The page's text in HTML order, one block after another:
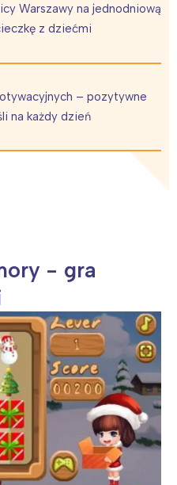
Warszawy na jednodniową
z dziećmi
– pozytywne
na każdy dzień
- gra
Śląsk
Kraków
Południe
Wszystkie